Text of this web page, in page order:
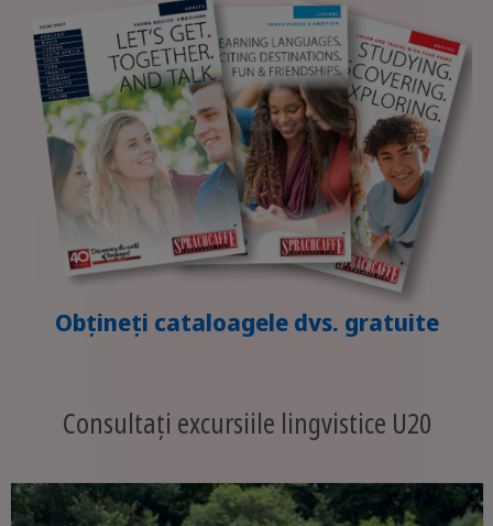
Obțineți cataloagele dvs. gratuite
Consultați excursiile lingvistice U20